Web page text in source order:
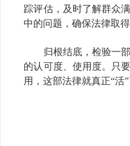
踪评估，及时了解群众
中的问题，确保法律取得
归根结底，检验一
的认可度、使用度。只
用，这部法律就真正“活